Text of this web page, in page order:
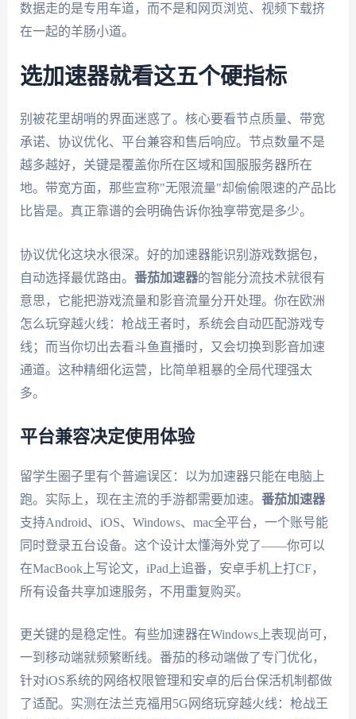
数据走的是专用车道，而不是和网页浏览、视频下载挤
在一起的羊肠小道。
选加速器就看这五个硬指标
别被花里胡哨的界面迷惑了。核心要看节点质量、带宽
承诺、协议优化、平台兼容和售后响应。节点数量不是
越多越好，关键是覆盖你所在区域和国服服务器所在
地。带宽方面，那些宣称"无限流量"却偷偷限速的产品比
比皆是。真正靠谱的会明确告诉你独享带宽是多少。
协议优化这块水很深。好的加速器能识别游戏数据包，
自动选择最优路由。 番茄加速器的智能分流技术就很有
意思，它能把游戏流量和影音流量分开处理。你在欧洲
怎么玩穿越火线：枪战王者时，系统会自动匹配游戏专
线；而当你切出去看斗鱼直播时，又会切换到影音加速
通道。这种精细化运营，比简单粗暴的全局代理强太
多。
平台兼容决定使用体验
留学生圈子里有个普遍误区：以为加速器只能在电脑上
跑。实际上，现在主流的手游都需要加速。 番茄加速器
支持Android、iOS、Windows、mac全平台，一个账号能
同时登录五台设备。这个设计太懂海外党了——你可以
在MacBook上写论文，iPad上追番，安卓手机上打CF，
所有设备共享加速服务，不用重复购买。
更关键的是稳定性。有些加速器在Windows上表现尚可，
一到移动端就频繁断线。番茄的移动端做了专门优化，
针对iOS系统的网络权限管理和安卓的后台保活机制都做
了适配。实测在法兰克福用5G网络玩穿越火线：枪战王